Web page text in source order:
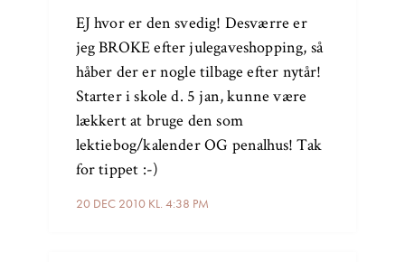
20 DEC 2010 KL. 4:38 PM
EJ hvor er den svedig! Desværre er
jeg BROKE efter julegaveshopping, så
håber der er nogle tilbage efter nytår!
Starter i skole d. 5 jan, kunne være
lækkert at bruge den som
lektiebog/kalender OG penalhus! Tak
for tippet :-)